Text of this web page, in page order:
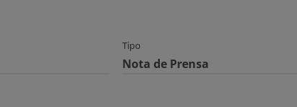
Tipo
Nota de Prensa